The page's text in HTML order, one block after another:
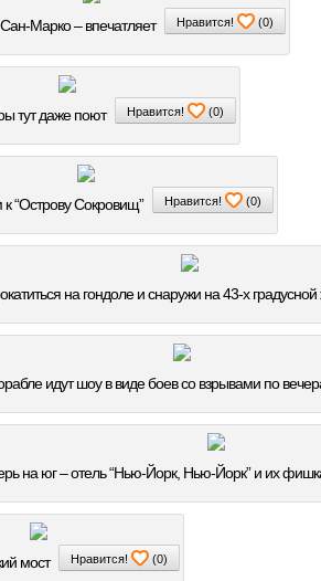
Марко – впечатляет Нравится! (0)
тут даже поют Нравится! (0)
“Острову Сокровищ” Нравится! (0)
на гондоле и снаружи на 43-х
идут шоу в виде боев со взрывами по
на юг – отель “Нью-Йорк, Нью-Йорк” и их
мост Нравится! (0)